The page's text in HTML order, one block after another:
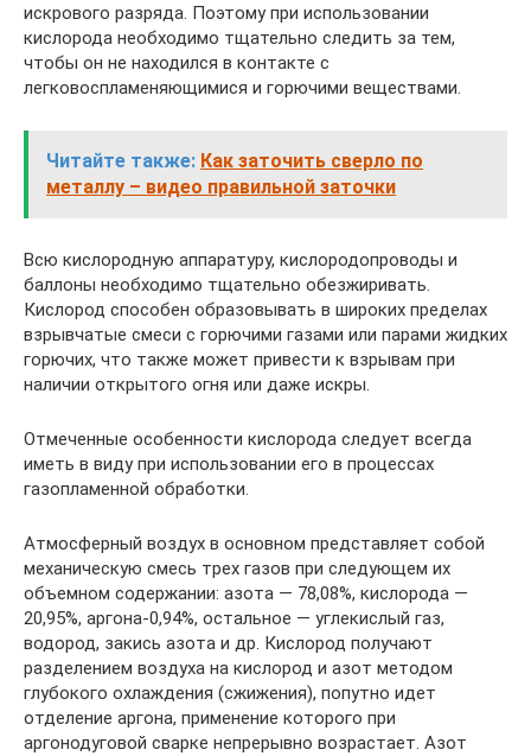
искрового разряда. Поэтому при использовании
кислорода необходимо тщательно следить за тем,
чтобы он не находился в контакте с
легковоспламеняющимися и горючими веществами.
Читайте также: Как заточить сверло по
металлу – видео правильной заточки
Всю кислородную аппаратуру, кислородопроводы и
баллоны необходимо тщательно обезжиривать.
Кислород способен образовывать в широких пределах
взрывчатые смеси с горючими газами или парами жидких
горючих, что также может привести к взрывам при
наличии открытого огня или даже искры.
Отмеченные особенности кислорода следует всегда
иметь в виду при использовании его в процессах
газопламенной обработки.
Атмосферный воздух в основном представляет собой
механическую смесь трех газов при следующем их
объемном содержании: азота — 78,08%, кислорода —
20,95%, аргона-0,94%, остальное — углекислый газ,
водород, закись азота и др. Кислород получают
разделением воздуха на кислород и азот методом
глубокого охлаждения (сжижения), попутно идет
отделение аргона, применение которого при
аргонодуговой сварке непрерывно возрастает. Азот